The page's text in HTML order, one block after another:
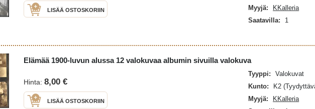
LISÄÄ OSTOSKORIIN
Myyjä:
KKalleria
Saatavilla:
1
Elämää 1900-luvun alussa 12 valokuvaa albumin sivuilla valokuva
Hinta: 8,00 €
LISÄÄ OSTOSKORIIN
Tyyppi:
Valokuvat
Kunto:
K2
Myyjä:
KKalleria